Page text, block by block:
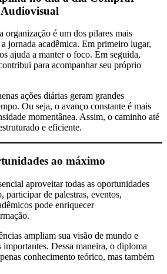
organização é um dos pilares mais
jornada acadêmica. Em primeiro lugar,
ajuda a manter o foco. Em seguida,
para acompanhar seu próprio
ações diárias geram grandes
Ou seja, o avanço constante é mais
momentânea. Assim, o caminho até
e eficiente.
ao máximo
aproveitar todas as oportunidades
participar de palestras, eventos,
pode enriquecer
ampliam sua visão de mundo e
Dessa maneira, o diploma
conhecimento teórico, mas também